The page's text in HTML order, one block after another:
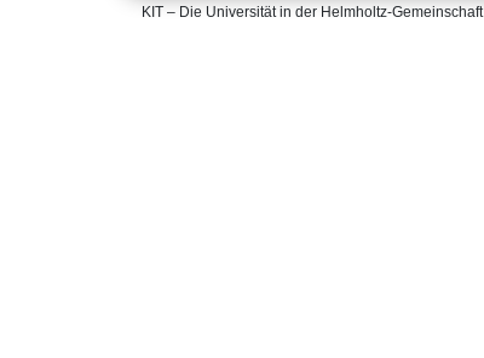
KIT – Die Universität in der Helmholtz-Gemeinschaft